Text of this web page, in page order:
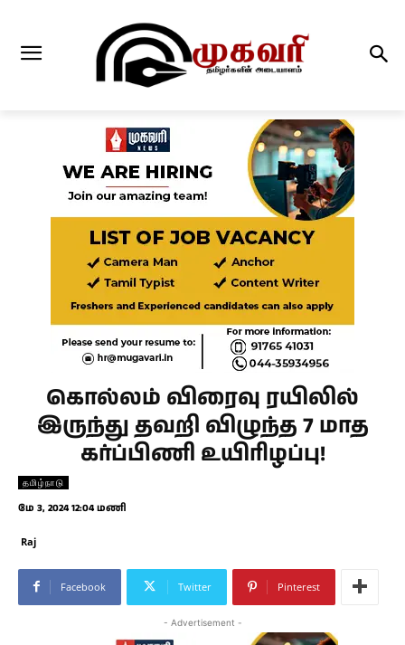
கொல்லம் விரைவு ரயிலில்
இருந்து தவறி விழுந்த 7 மாத
கர்ப்பிணி உயிரிழப்பு!
தமிழ்நாடு
மே 3, 2024 12:04 மணி
Raj
Facebook Twitter Pinterest
- Advertisement -